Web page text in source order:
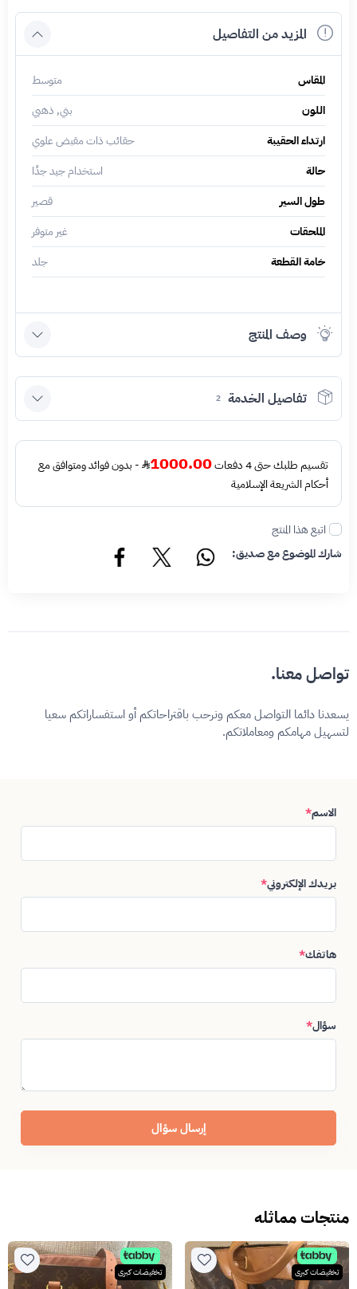
المزيد من التفاصيل
المقاس
متوسط
اللون
بني, ذهبي
ارتداء الحقيبة
حقائب ذات مقبض علوي
حالة
استخدام جيد جدًا
طول السير
قصير
الملحقات
غير متوفر
خامة القطعة
جلد
وصف المنتج
تفاصيل الخدمة 2
تقسيم طلبك حتى 4 دفعات 1000.00
- بدون فوائد ومتوافق مع
أحكام الشريعة الإسلامية
اتبع هذا المنتج
شارك الموضوع مع صديق:
تواصل معنا.
يسعدنا دائما التواصل معكم ونرحب باقتراحاتكم أو استفساراتكم سعيا
لتسهيل مهامكم ومعاملاتكم.
الاسم*
بريدك الإلكتروني*
هاتفك*
سؤال*
إرسال سؤال
منتجات مماثله
تخفيضات كبرى تخفيضات كبرى